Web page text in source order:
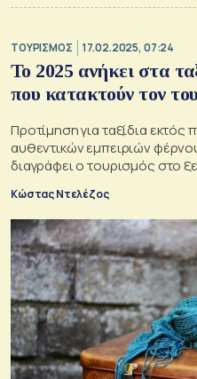
ΤΟΥΡΙΣΜΟΣ 17.02.2025, 07:24
Το 2025 ανήκει στα
που κατακτούν τον
Προτίμηση για ταξίδια εκτός
αυθεντικών εμπειριών
διαγράφει ο τουρισμός στο
Κώστας Ντελέζος